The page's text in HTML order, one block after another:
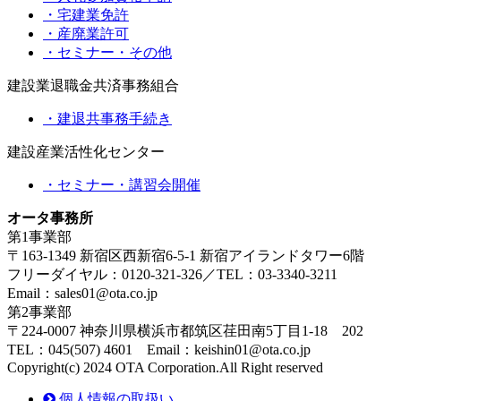
・宅建業免許
・産廃業許可
・セミナー・その他
建設業退職金共済事務組合
・建退共事務手続き
建設産業活性化センター
・セミナー・講習会開催
オータ事務所
第1事業部
〒163-1349 新宿区西新宿6-5-1 新宿アイランドタワー6階
フリーダイヤル：0120-321-326／TEL：03-3340-3211
Email：sales01@ota.co.jp
第2事業部
〒224-0007 神奈川県横浜市都筑区荏田南5丁目1-18 202
TEL：045(507) 4601 Email：keishin01@ota.co.jp
Copyright(c) 2024 OTA Corporation.All Right reserved